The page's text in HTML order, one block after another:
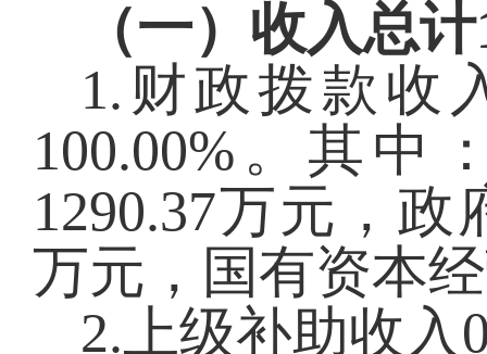
（一）收入总计
1.财政拨款收
100.00% 。其中
1290.37万元，政
万元，国有资本
2.上级补助收入